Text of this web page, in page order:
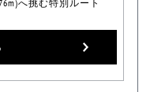
へ挑む特別ルート